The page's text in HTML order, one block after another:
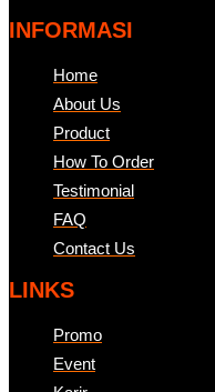
INFORMASI
Home
About Us
Product
How To Order
Testimonial
FAQ
Contact Us
LINKS
Promo
Event